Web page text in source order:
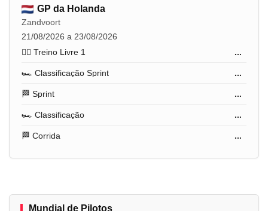
GP da Holanda
Zandvoort
21/08/2026 a 23/08/2026
🏋️‍♂️ Treino Livre 1
...
🏎️ Classificação Sprint ...
🏁 Sprint ...
🏎️ Classificação ...
🏁 Corrida ...
Mundial de Pilotos